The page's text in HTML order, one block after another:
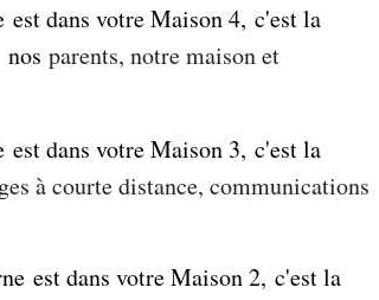
est dans votre Maison​​​​​​​4, c'est la
parents, notre maison et
est dans votre Maison ​​​​​​​3, c'est la
à courte distance, communications
est dans votre Maison2, c'est la